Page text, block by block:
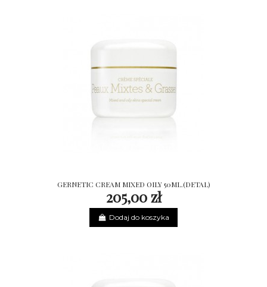
GERNETIC CREAM MIXED OILY 50ML.(DETAL)
205,00 zł
Dodaj do koszyka